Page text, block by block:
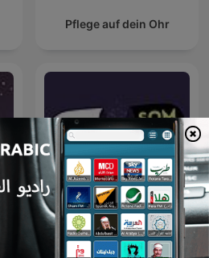
Pflege auf dein Ohr
Somnifère, le podcast
pour s'endormir